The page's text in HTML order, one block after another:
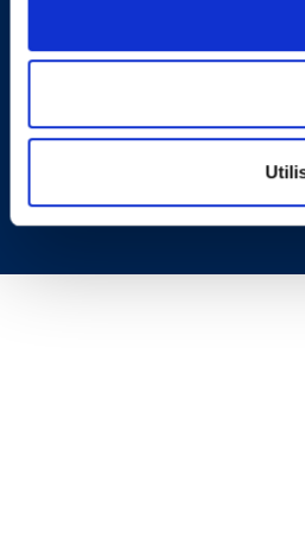
Copyright © 2026 | Ogletree Deakins